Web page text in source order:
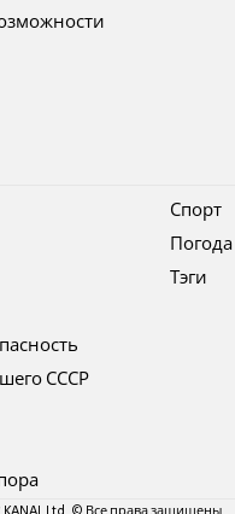
СССР
Спорт
Погода
Тэги